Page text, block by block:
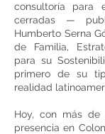
consultoría para
cerradas —
Humberto Serna
de Familia,
para su
primero de su
realidad
Hoy, con más
presencia en